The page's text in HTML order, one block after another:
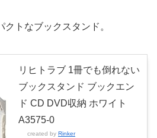
トなブックスタンド。
リヒトラブ 1冊でも倒れない
ブックスタンド ブックエン
ド CD DVD収納 ホワイト
A3575-0
created by Rinker